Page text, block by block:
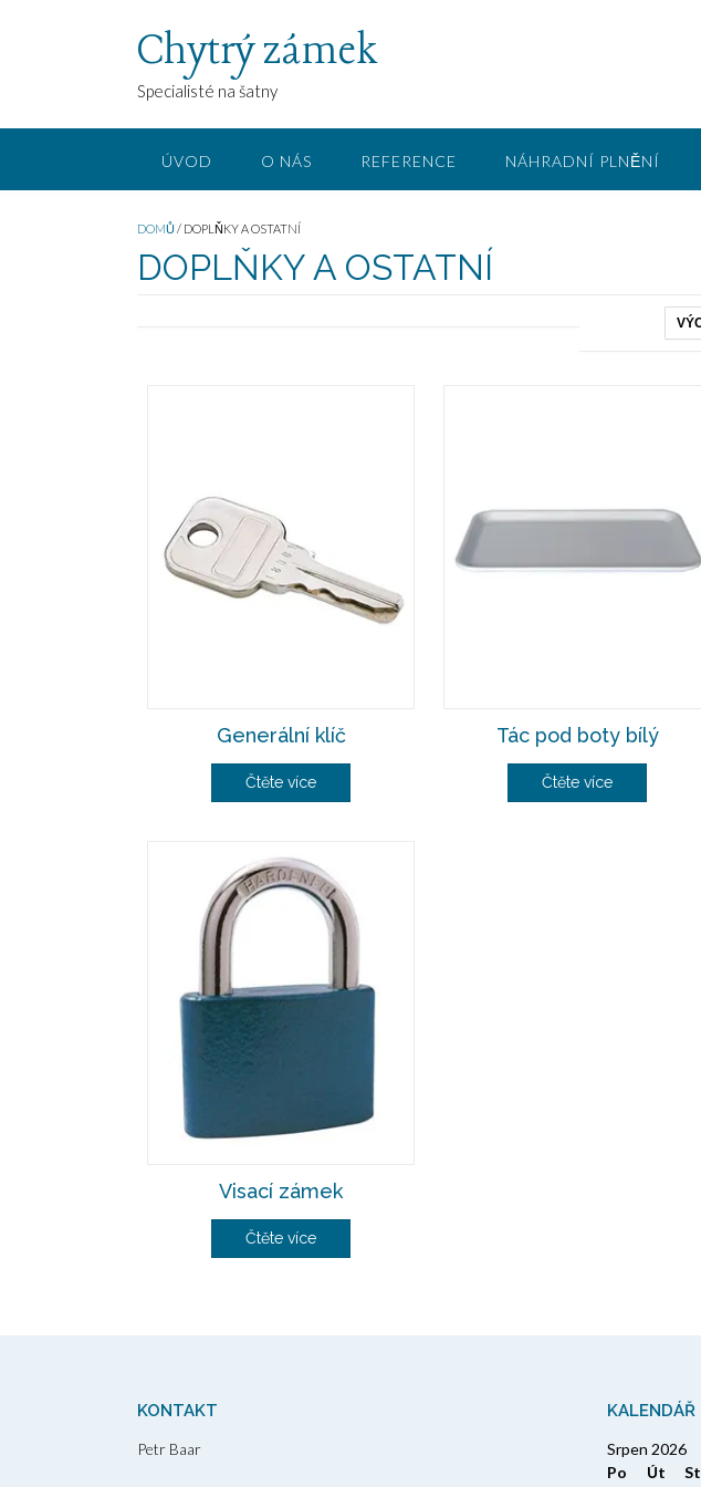
Chytrý zámek
Specialisté na šatny
ÚVOD O NÁS REFERENCE NÁHRADNÍ PLNĚNÍ
DOMŮ/ DOPLŇKY A OSTATNÍ
DOPLŇKY A OSTATNÍ
Generální klíč
Čtěte více
Tác pod boty bílý
Čtěte více
Visací zámek
Čtěte více
KONTAKT
Petr Baar
KALENDÁŘ
Srpen 2026
Po
Út St